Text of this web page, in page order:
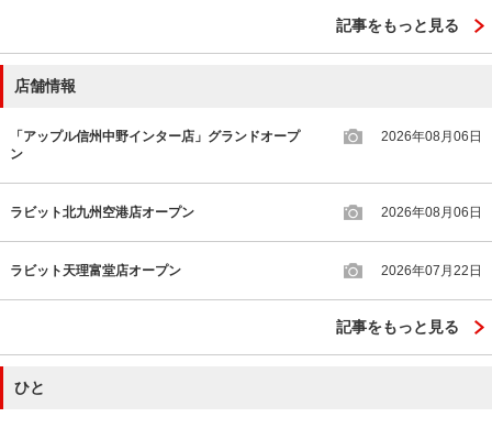
記事をもっと見る
店舗情報
「アップル信州中野インター店」グランドオープ
ン
2026年08月06日
ラビット北九州空港店オープン 2026年08月06日
ラビット天理富堂店オープン 2026年07月22日
記事をもっと見る
ひと